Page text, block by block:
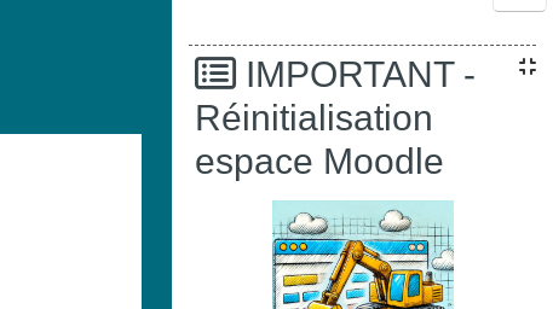
BlocchiIMPORTANT -
Réinitialisation
espace Moodle